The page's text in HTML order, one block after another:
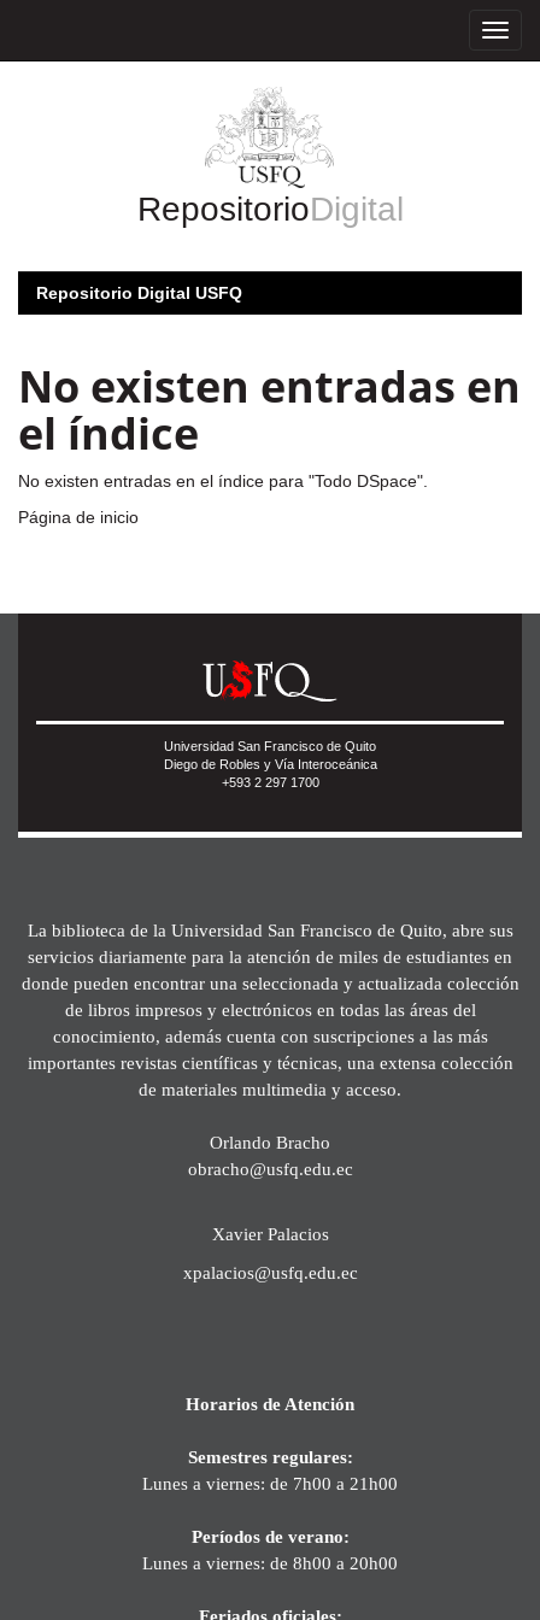
RepositorioDigital
Repositorio Digital USFQ
No existen entradas en
el índice
No existen entradas en el índice para "Todo DSpace".
Página de inicio
Universidad San Francisco de Quito
Diego de Robles y Vía Interoceánica
+593 2 297 1700
La biblioteca de la Universidad San Francisco de Quito, abre sus
servicios diariamente para la atención de miles de estudiantes en
donde pueden encontrar una seleccionada y actualizada colección
de libros impresos y electrónicos en todas las áreas del
conocimiento, además cuenta con suscripciones a las más
importantes revistas científicas y técnicas, una extensa colección
de materiales multimedia y acceso.
Orlando Bracho
obracho@usfq.edu.ec
Xavier Palacios
xpalacios@usfq.edu.ec
Horarios de Atención
Semestres regulares:
Lunes a viernes: de 7h00 a 21h00
Períodos de verano:
Lunes a viernes: de 8h00 a 20h00
Feriados oficiales: